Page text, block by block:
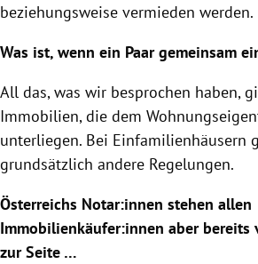
beziehungsweise vermieden werden.
Was ist, wenn ein Paar gemeinsam
All das, was wir besprochen haben,
Immobilien, die dem
unterliegen. Bei Einfamilienhäusern
grundsätzlich andere Regelungen.
Österreichs Notar:innen stehen allen
Immobilienkäufer:innen aber bereits
zur Seite …